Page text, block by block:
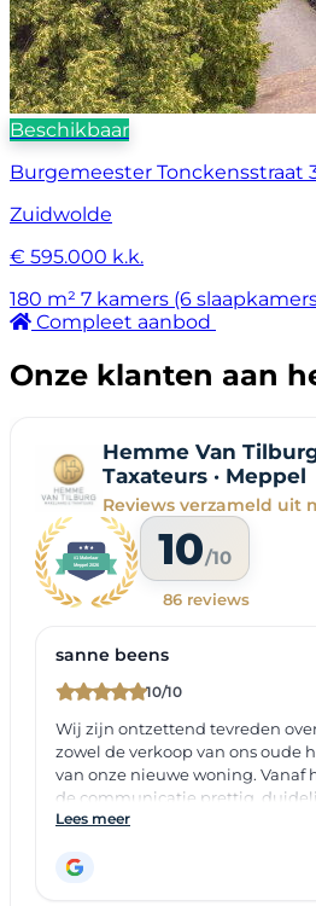
Beschikbaar
Burgemeester Tonckensstraat
Zuidwolde
€ 595.000 k.k.
180 m² 7 kamers (6
Compleet aanbod
Onze klanten aan